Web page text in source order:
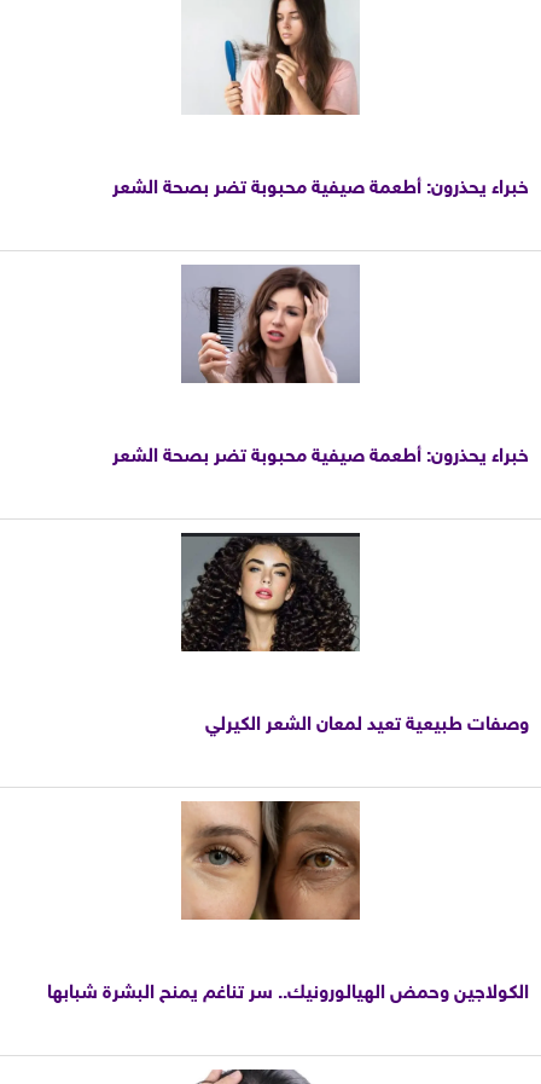
خبراء يحذرون: أطعمة صيفية محبوبة تضر بصحة الشعر
خبراء يحذرون: أطعمة صيفية محبوبة تضر بصحة الشعر
وصفات طبيعية تعيد لمعان الشعر الكيرلي
الكولاجين وحمض الهيالورونيك.. سر تناغم يمنح البشرة شبابها